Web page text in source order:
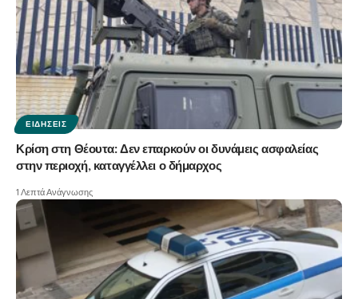
ΕΙΔΉΣΕΙΣ
Κρίση στη Θέουτα: Δεν επαρκούν οι δυνάμεις ασφαλείας
στην περιοχή, καταγγέλλει ο δήμαρχος
1 Λεπτά Ανάγνωσης